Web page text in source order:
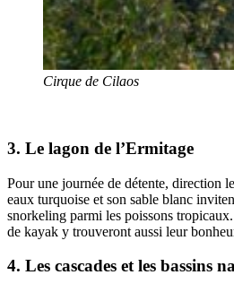
Cirque de Cilaos
3. Le lagon de l’Ermitage
Pour une journée de détente, direction
eaux turquoise et son sable blanc
snorkeling parmi les poissons
de kayak y trouveront aussi leur
4. Les cascades et les bassins